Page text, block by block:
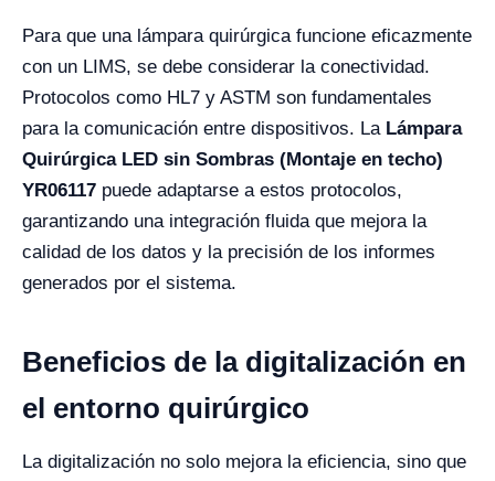
Para que una lámpara quirúrgica funcione eficazmente
con un LIMS, se debe considerar la conectividad.
Protocolos como HL7 y ASTM son fundamentales
para la comunicación entre dispositivos. La Lámpara
Quirúrgica LED sin Sombras (Montaje en techo)
YR06117 puede adaptarse a estos protocolos,
garantizando una integración fluida que mejora la
calidad de los datos y la precisión de los informes
generados por el sistema.
Beneficios de la digitalización en
el entorno quirúrgico
La digitalización no solo mejora la eficiencia, sino que